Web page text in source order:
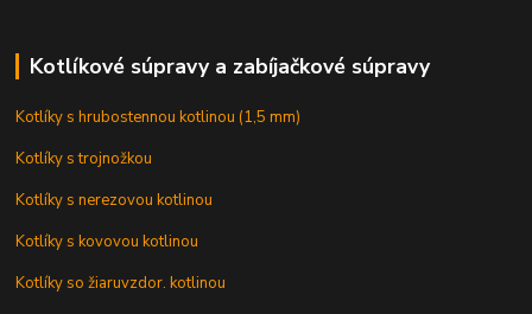
Kotlíkové súpravy a zabíjačkové súpravy
Kotlíky s hrubostennou kotlinou (1,5 mm)
Kotlíky s trojnožkou
Kotlíky s nerezovou kotlinou
Kotlíky s kovovou kotlinou
Kotlíky so žiaruvzdor. kotlinou